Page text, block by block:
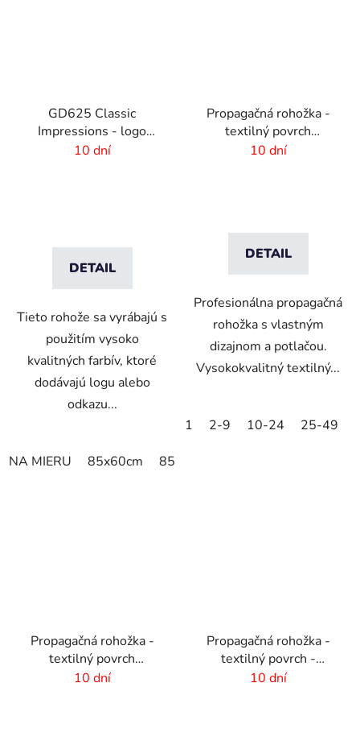
GD625 Classic
Impressions - logo
rohož s HD potlačou - 6
10 dní
DETAIL
Tieto rohože sa vyrábajú s
použitím vysoko
kvalitných farbív, ktoré
dodávajú logu alebo
odkazu...
NA MIERU 85x60cm 85x75cm
Propagačná rohožka -
textilný povrch
-85x300 cm
10 dní
DETAIL
Profesionálna propagačná
rohožka s vlastným
dizajnom a potlačou.
Vysokokvalitný textilný...
1 2-9 10-24 25-49
Propagačná rohožka -
textilný povrch
-60x40cm
10 dní
Propagačná rohožka -
textilný povrch -
85x120 cm
10 dní